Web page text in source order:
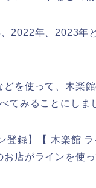
2022年、2023年
を使って、木楽
てみることにしま
登録】【 木楽館
店がラインを使